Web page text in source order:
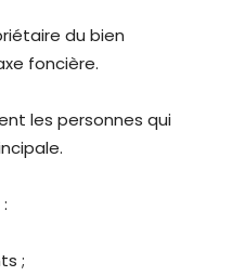
du bien
foncière.
les personnes qui
;